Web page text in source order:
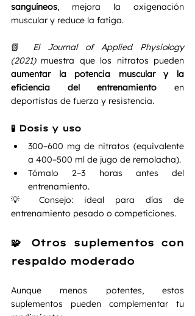
sanguíneos, mejora la oxigenación
muscular y reduce la fatiga.
📗 El Journal of Applied Physiology
(2021)
aumentar la potencia muscular y la
eficiencia del entrenamiento en
deportistas de fuerza y resistencia.
🧪 Dosis y uso
300–600 mg de nitratos (equivalente
a 400–500 ml de jugo de remolacha).
Tómalo 2–3 horas antes del
entrenamiento.
💡 Consejo: ideal para días de
entrenamiento pesado o competiciones.
🧩 Otros suplementos con
respaldo moderado
Aunque menos potentes, estos
suplementos pueden complementar tu